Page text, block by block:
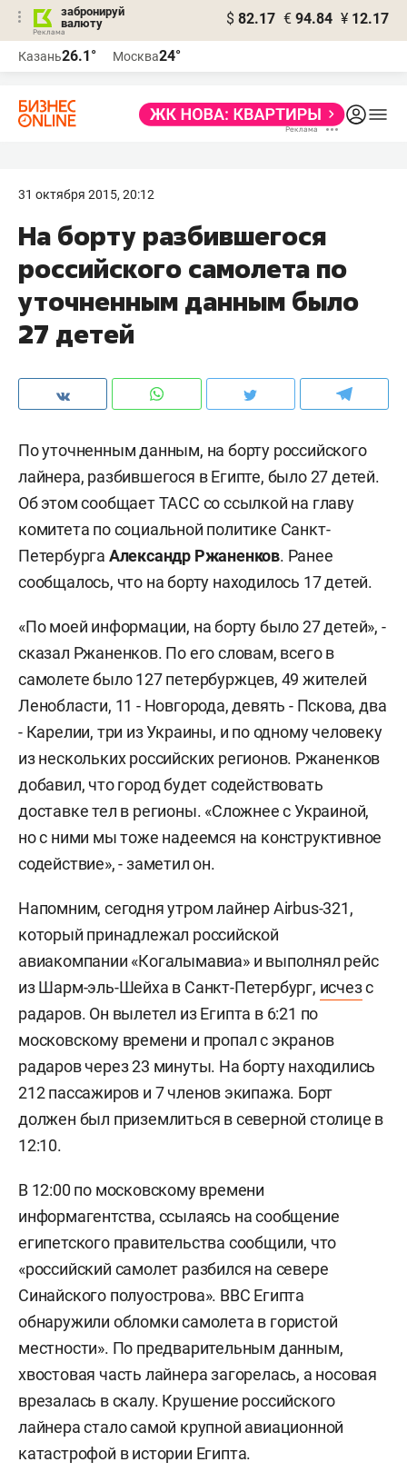
забронируй
валюту
$ 82.17 € 94.84 ¥ 12.17
Казань26.1° Москва24°
31 октября 2015, 20:12
На борту разбившегося
российского самолета по
уточненным данным было
27 детей
По уточненным данным, на борту российского
лайнера, разбившегося в Египте, было 27 детей.
Об этом сообщает ТАСС со ссылкой на главу
комитета по социальной политике Санкт-
Петербурга Александр Ржаненков. Ранее
сообщалось, что на борту находилось 17 детей.
«По моей информации, на борту было 27 детей», -
сказал Ржаненков. По его словам, всего в
самолете было 127 петербуржцев, 49 жителей
Ленобласти, 11 - Новгорода, девять - Пскова, два
- Карелии, три из Украины, и по одному человеку
из нескольких российских регионов. Ржаненков
добавил, что город будет содействовать
доставке тел в регионы. «Сложнее с Украиной,
но с ними мы тоже надеемся на конструктивное
содействие», - заметил он.
Напомним, сегодня утром лайнер Airbus-321,
который принадлежал российской
авиакомпании «Когалымавиа» и выполнял рейс
из Шарм-эль-Шейха в Санкт-Петербург, исчезс
радаров. Он вылетел из Египта в 6:21 по
московскому времени и пропал с экранов
радаров через 23 минуты. На борту находились
212 пассажиров и 7 членов экипажа. Борт
должен был приземлиться в северной столице в
12:10.
В 12:00 по московскому времени
информагентства, ссылаясь на сообщение
египетского правительства сообщили, что
«российский самолет разбился на севере
Синайского полуострова». ВВС Египта
обнаружили обломки самолета в гористой
местности». По предварительным данным,
хвостовая часть лайнера загорелась, а носовая
врезалась в скалу. Крушение российского
лайнера стало самой крупной авиационной
катастрофой в истории Египта.